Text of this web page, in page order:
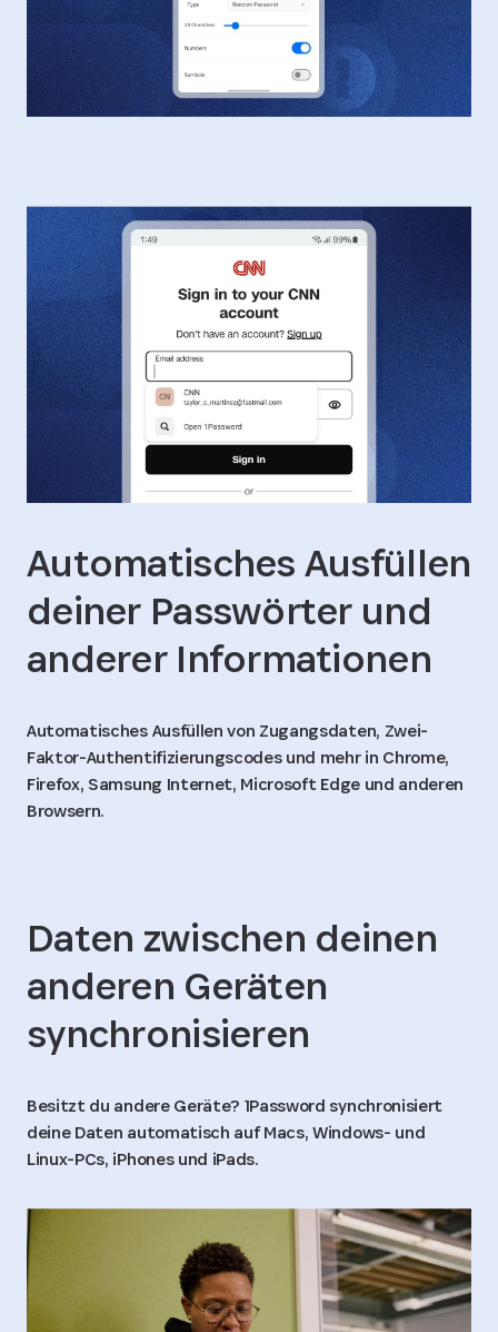
Automatisches Ausfüllen
deiner Passwörter und
anderer Informationen
Automatisches Ausfüllen von Zugangsdaten, Zwei-
Faktor-Authentifizierungscodes und mehr in Chrome,
Firefox, Samsung Internet, Microsoft Edge und anderen
Browsern.
Daten zwischen deinen
anderen Geräten
synchronisieren
Besitzt du andere Geräte? 1Password synchronisiert
deine Daten automatisch auf Macs, Windows- und
Linux-PCs, iPhones und iPads.